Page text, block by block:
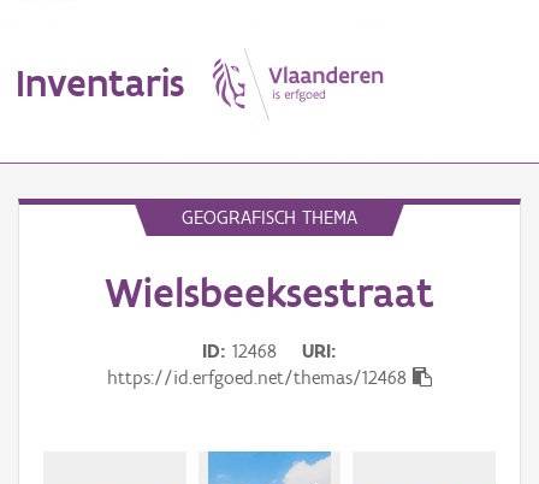
Inventaris
Erfgoedobject
GEOGRAFISCH THEMA
Wielsbeeksestraat
ID 12468
URI
https://id.erfgoed.net/themas/12468